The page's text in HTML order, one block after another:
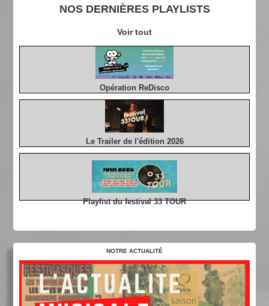
NOS DERNIÈRES PLAYLISTS
Voir tout
Opération ReDisco
Le Trailer de l'édition 2026
Playlist du festival 33 TOUR
NOTRE ACTUALITÉ